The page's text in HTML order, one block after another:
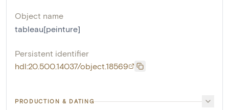
Object name
tableau[peinture]
Persistent identifier
hdl:20.500.14037/object.18569
PRODUCTION & DATING